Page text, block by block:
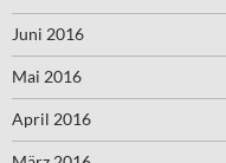
Juni 2016
Mai 2016
April 2016